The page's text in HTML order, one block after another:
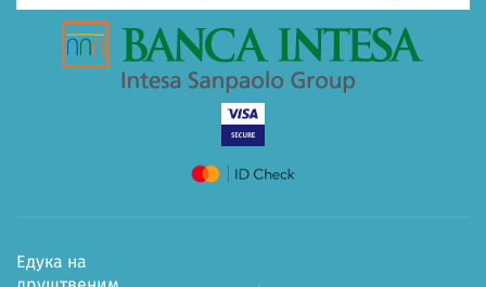
Едука на